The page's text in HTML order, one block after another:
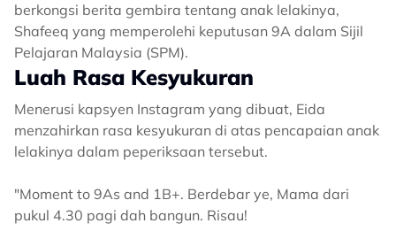
berkongsi berita gembira tentang anak lelakinya,
Shafeeq yang memperolehi keputusan 9A dalam Sijil
Pelajaran Malaysia (SPM).
Luah Rasa Kesyukuran
Menerusi kapsyen Instagram yang dibuat, Eida
menzahirkan rasa kesyukuran di atas pencapaian anak
lelakinya dalam peperiksaan tersebut.
"Moment to 9As and 1B+. Berdebar ye, Mama dari
pukul 4.30 pagi dah bangun. Risau!